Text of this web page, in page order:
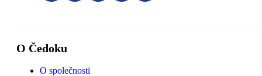
O Čedoku
O společnosti